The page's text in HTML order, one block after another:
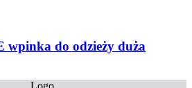
wpinka do odzieży duża